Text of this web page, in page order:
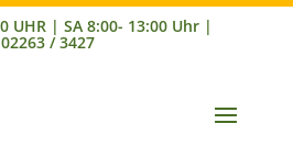
02263 / 3427